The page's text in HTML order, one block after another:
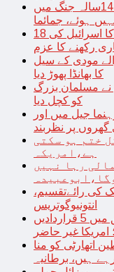
غزہ میں جتنے بچے قتل ہوئے اُتنےعراق کی 14سالہ جنگ میں
ہوئے، جمائما
18 ہزار سے زائدفلسطینی شہید، امریکہ کا اسرائیل کی
رکھنے کا عزم
والے مودی کے سیل
کا بھانڈا پھوڑ دیا
مسلمان بزرگ
کو کچل دیا
جیل میں اور
گھروں پر نظربند
ختم ہو سکتی
ہے،امریکہ
رہا نہیں
کی رائےتقسیم،
انتونیوگوتریس
اقوام متحدہ میں فلسطینیوں کے حق میں 5 قراردادیں
امریکا غیر حاضر
اتھارٹی کو منا
ہیں، برطانیہ